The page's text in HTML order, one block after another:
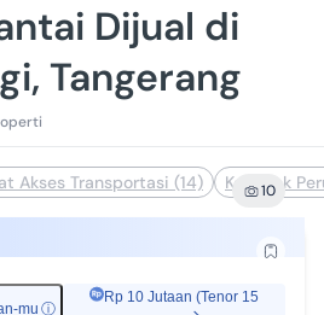
Dijual di
Tangerang
Akses Transportasi (14) Komplek
10
mu ⓘ
Rp 10 Jutaan (Tenor 15